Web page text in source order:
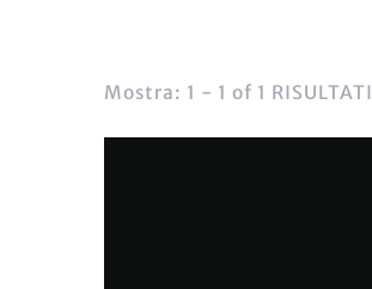
Mostra: 1 - 1 of 1 RISULTATI